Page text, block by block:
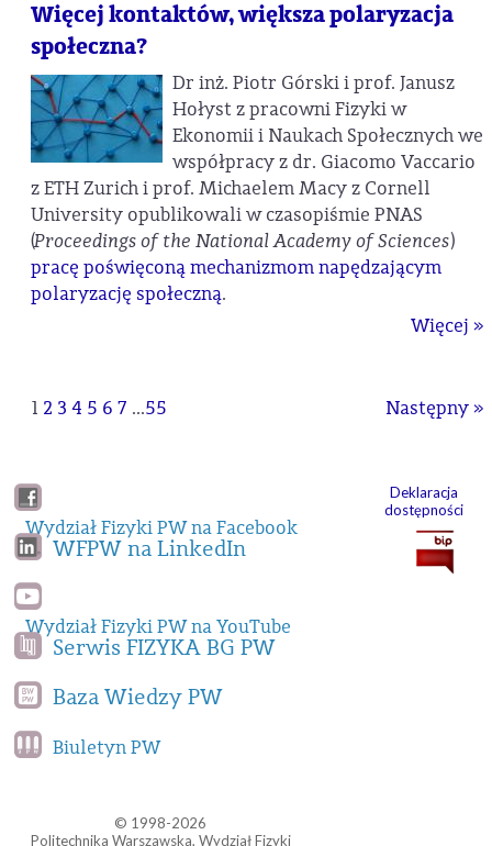
Więcej kontaktów, większa polaryzacja
społeczna?
Dr inż. Piotr Górski i prof. Janusz
Hołyst z pracowni Fizyki w
Ekonomii i Naukach Społecznych we
współpracy z dr. Giacomo Vaccario
z ETH Zurich i prof. Michaelem Macy z Cornell
University opublikowali w czasopiśmie PNAS
(Proceedings of the National Academy of Sciences)
pracę poświęconą mechanizmom napędzającym
polaryzację społeczną.
Więcej »
Następny »
1 2 3 4 5 6 7 ...55
Wydział Fizyki PW na Facebook
WFPW na LinkedIn
Wydział Fizyki PW na YouTube
Serwis FIZYKA BG PW
Baza Wiedzy PW
Biuletyn PW
© 1998-2026
Politechnika Warszawska, Wydział Fizyki
Deklaracja
dostępności